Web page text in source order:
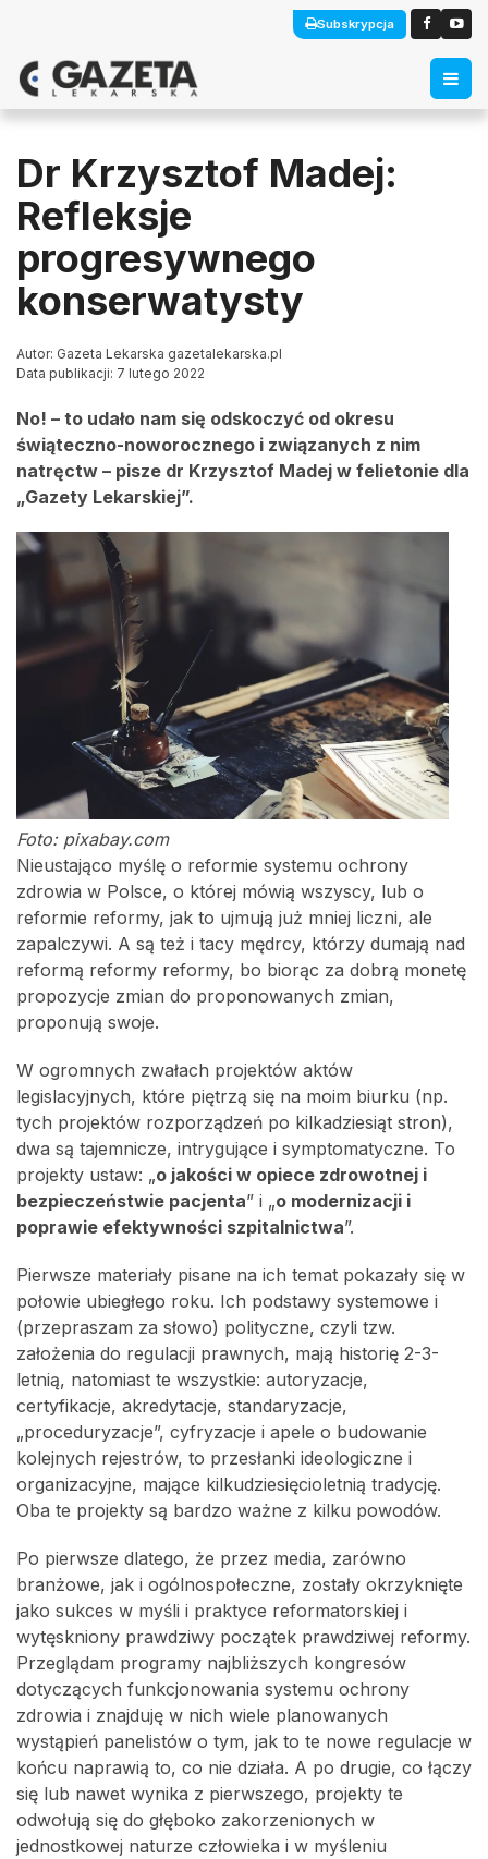
Subskrypcja
Dr Krzysztof Madej:
Refleksje
progresywnego
konserwatysty
Autor: Gazeta Lekarska gazetalekarska.pl
Data publikacji: 7 lutego 2022
No! – to udało nam się odskoczyć od okresu
świąteczno-noworocznego i związanych z nim
natręctw – pisze dr Krzysztof Madej w felietonie dla
„Gazety Lekarskiej”.
Foto: pixabay.com
Nieustająco myślę o reformie systemu ochrony
zdrowia w Polsce, o której mówią wszyscy, lub o
reformie reformy, jak to ujmują już mniej liczni, ale
zapalczywi. A są też i tacy mędrcy, którzy dumają nad
reformą reformy reformy, bo biorąc za dobrą monetę
propozycje zmian do proponowanych zmian,
proponują swoje.
W ogromnych zwałach projektów aktów
legislacyjnych, które piętrzą się na moim biurku (np.
tych projektów rozporządzeń po kilkadziesiąt stron),
dwa są tajemnicze, intrygujące i symptomatyczne. To
projekty ustaw: „o jakości w opiece zdrowotnej i
bezpieczeństwie pacjenta” i „o modernizacji i
poprawie efektywności szpitalnictwa”.
Pierwsze materiały pisane na ich temat pokazały się w
połowie ubiegłego roku. Ich podstawy systemowe i
(przepraszam za słowo) polityczne, czyli tzw.
założenia do regulacji prawnych, mają historię 2-3-
letnią, natomiast te wszystkie: autoryzacje,
certyfikacje, akredytacje, standaryzacje,
„proceduryzacje”, cyfryzacje i apele o budowanie
kolejnych rejestrów, to przesłanki ideologiczne i
organizacyjne, mające kilkudziesięcioletnią tradycję.
Oba te projekty są bardzo ważne z kilku powodów.
Po pierwsze dlatego, że przez media, zarówno
branżowe, jak i ogólnospołeczne, zostały okrzyknięte
jako sukces w myśli i praktyce reformatorskiej i
wytęskniony prawdziwy początek prawdziwej reformy.
Przeglądam programy najbliższych kongresów
dotyczących funkcjonowania systemu ochrony
zdrowia i znajduję w nich wiele planowanych
wystąpień panelistów o tym, jak to te nowe regulacje w
końcu naprawią to, co nie działa. A po drugie, co łączy
się lub nawet wynika z pierwszego, projekty te
odwołują się do głęboko zakorzenionych w
jednostkowej naturze człowieka i w myśleniu